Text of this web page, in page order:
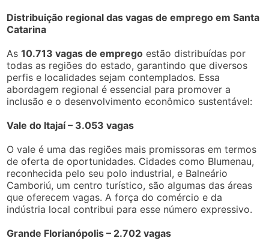
Distribuição regional das vagas de emprego em Santa
Catarina
As10.713 vagas de emprego estão distribuídas por
todas as regiões do estado, garantindo que diversos
perfis e localidades sejam contemplados. Essa
abordagem regional é essencial para promover a
inclusão e o desenvolvimento econômico sustentável:
Vale do Itajaí – 3.053 vagas
O vale é uma das regiões mais promissoras em termos
de oferta de oportunidades. Cidades como Blumenau,
reconhecida pelo seu polo industrial, e Balneário
Camboriú, um centro turístico, são algumas das áreas
que oferecem vagas. A força do comércio e da
indústria local contribui para esse número expressivo.
Grande Florianópolis – 2.702 vagas